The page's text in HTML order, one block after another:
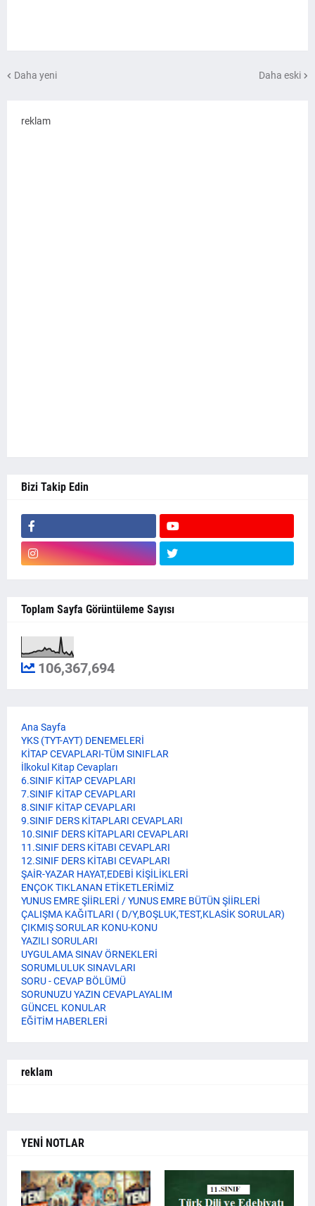
Daha yeni Daha eski
reklam
Bizi Takip Edin
Toplam Sayfa Görüntüleme Sayısı
106,367,694
Ana Sayfa
YKS (TYT-AYT) DENEMELERİ
KİTAP CEVAPLARI-TÜM SINIFLAR
İlkokul Kitap Cevapları
6.SINIF KİTAP CEVAPLARI
7.SINIF KİTAP CEVAPLARI
8.SINIF KİTAP CEVAPLARI
9.SINIF DERS KİTAPLARI CEVAPLARI
10.SINIF DERS KİTAPLARI CEVAPLARI
11.SINIF DERS KİTABI CEVAPLARI
12.SINIF DERS KİTABI CEVAPLARI
ŞAİR-YAZAR HAYAT,EDEBİ KİŞİLİKLERİ
ENÇOK TIKLANAN ETİKETLERİMİZ
YUNUS EMRE ŞİİRLERİ / YUNUS EMRE BÜTÜN ŞİİRLERİ
ÇALIŞMA KAĞITLARI ( D/Y,BOŞLUK,TEST,KLASİK SORULAR)
ÇIKMIŞ SORULAR KONU-KONU
YAZILI SORULARI
UYGULAMA SINAV ÖRNEKLERİ
SORUMLULUK SINAVLARI
SORU - CEVAP BÖLÜMÜ
SORUNUZU YAZIN CEVAPLAYALIM
GÜNCEL KONULAR
EĞİTİM HABERLERİ
reklam
YENİ NOTLAR